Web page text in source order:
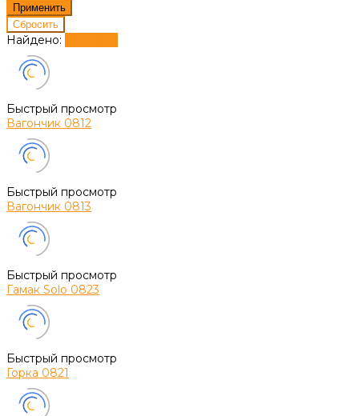
Найдено:
Быстрый просмотр
Вагончик 0812
Быстрый просмотр
Вагончик 0813
Быстрый просмотр
Гамак Solo 0823
Быстрый просмотр
Горка 0821